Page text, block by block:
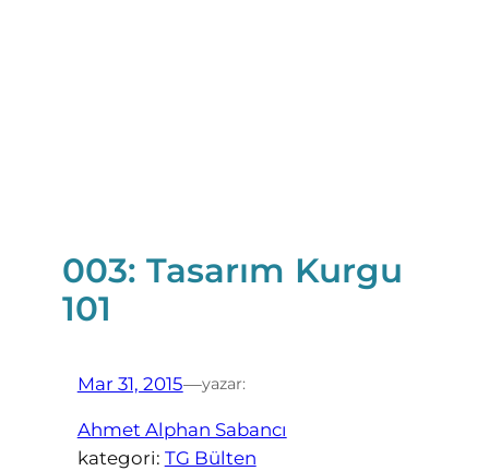
003: Tasarım Kurgu
101
Mar 31, 2015—yazar:
Ahmet Alphan Sabancı
kategori: TG Bülten